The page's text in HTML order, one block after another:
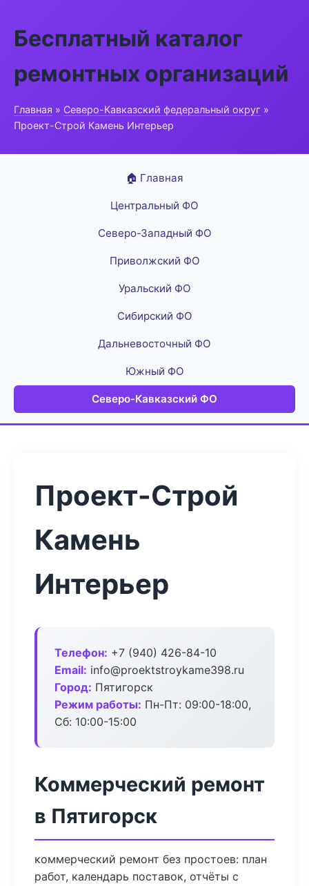
Бесплатный каталог
ремонтных организаций
Главная » Северо-Кавказский федеральный округ »
Проект-Строй Камень Интерьер
🏠 Главная
Центральный ФО
Северо-Западный ФО
Приволжский ФО
Уральский ФО
Сибирский ФО
Дальневосточный ФО
Южный ФО
Северо-Кавказский ФО
Проект-Строй
Камень
Интерьер
Телефон: +7 (940) 426-84-10
Email: info@proektstroykame398.ru
Город: Пятигорск
Режим работы: Пн-Пт: 09:00-18:00,
Сб: 10:00-15:00
Коммерческий ремонт
в Пятигорск
коммерческий ремонт без простоев: план
работ, календарь поставок, отчёты с